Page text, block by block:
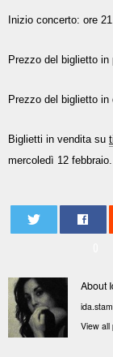
Inizio concerto: ore
Prezzo del biglietto
Prezzo del biglietto
Biglietti in vendita su
mercoledì 12 febbraio.
About
View all